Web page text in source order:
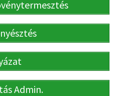
Admin.